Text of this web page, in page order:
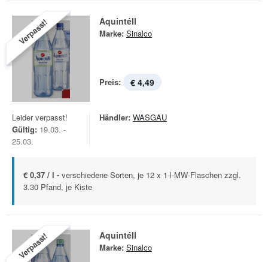
Verpasst! Aquintéll
Marke: Sinalco
Preis: € 4,49
Leider verpasst!
Gültig: 19.03. -
25.03.
Händler: WASGAU
€ 0,37 / l - verschiedene Sorten, je 12 x 1-l-MW-Flaschen zzgl.
3.30 Pfand, je Kiste
Verpasst! Aquintéll
Marke: Sinalco